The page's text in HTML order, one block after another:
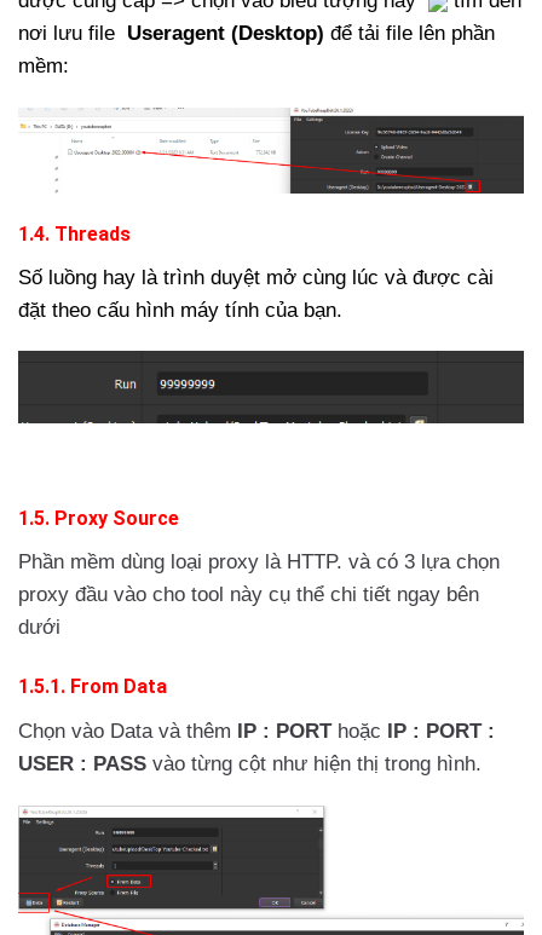
nơi lưu file Useragent (Desktop) để tải file lên phần
mềm:
1.4. Threads
Số luồng hay là trình duyệt mở cùng lúc và được cài
đặt theo cấu hình máy tính của bạn.
1.5. Proxy Source
Phần mềm dùng loại proxy là HTTP. và có 3 lựa chọn
proxy đầu vào cho tool này cụ thể chi tiết ngay bên
dưới
1.5.1. From Data
Chọn vào Data và thêm IP : PORThoặc IP : PORT :
USER : PASS vào từng cột như hiện thị trong hình.